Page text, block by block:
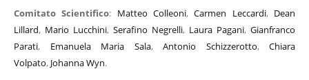
Comitato Scientifico: Matteo Colleoni,Carmen Leccardi, Dean
Lillard, Mario Lucchini, Serafino Negrelli, Laura Pagani, Gianfranco
Parati, Emanuela Maria Sala, Antonio Schizzerotto, Chiara
Volpato, Johanna Wyn.